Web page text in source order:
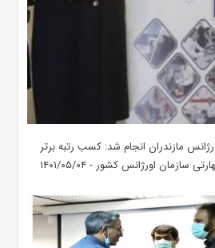
مازندران انجام شد: کسب رتبه برتر
اورژانس کشور - ۱۴۰۱/۰۵/۰۴